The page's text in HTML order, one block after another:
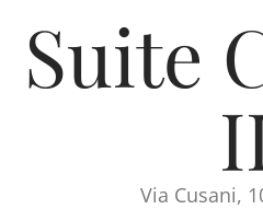
Suite
Via Cusani,